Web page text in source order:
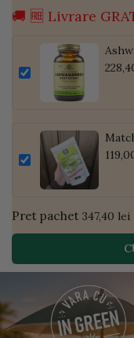
🚚 🆓 Livrare
Pret pachet 347,40 lei